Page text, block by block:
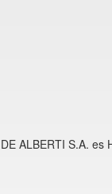
ALBERTI S.A. es